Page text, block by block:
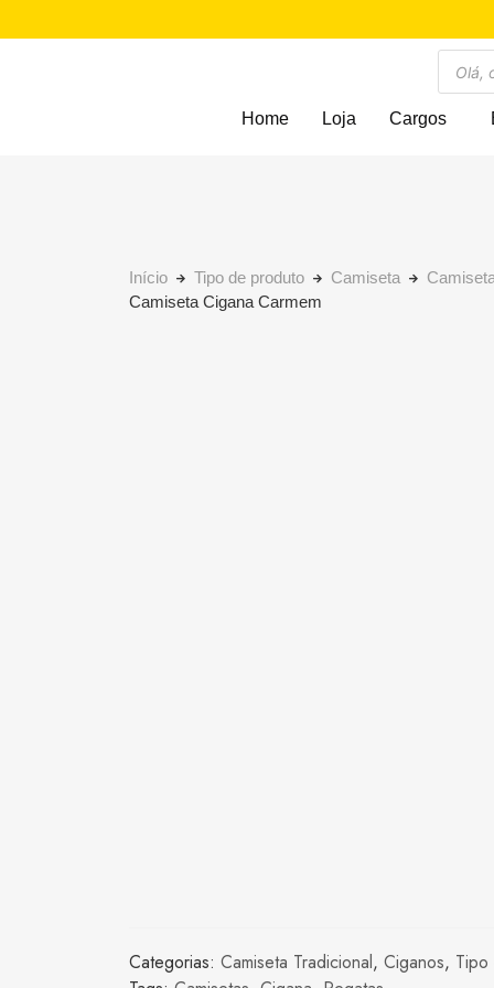
Home Loja Cargos
Início Tipo de produto Camiseta
Camiseta Cigana Carmem
Categorias: Camiseta Tradicional, Ciganos,